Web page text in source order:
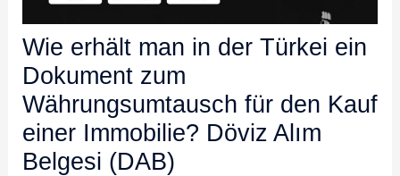
Wie erhält man in der Türkei ein
Dokument zum
Währungsumtausch für den Kauf
einer Immobilie? Döviz Alım
Belgesi (DAB)